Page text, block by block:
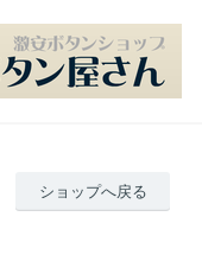
ショップへ戻る